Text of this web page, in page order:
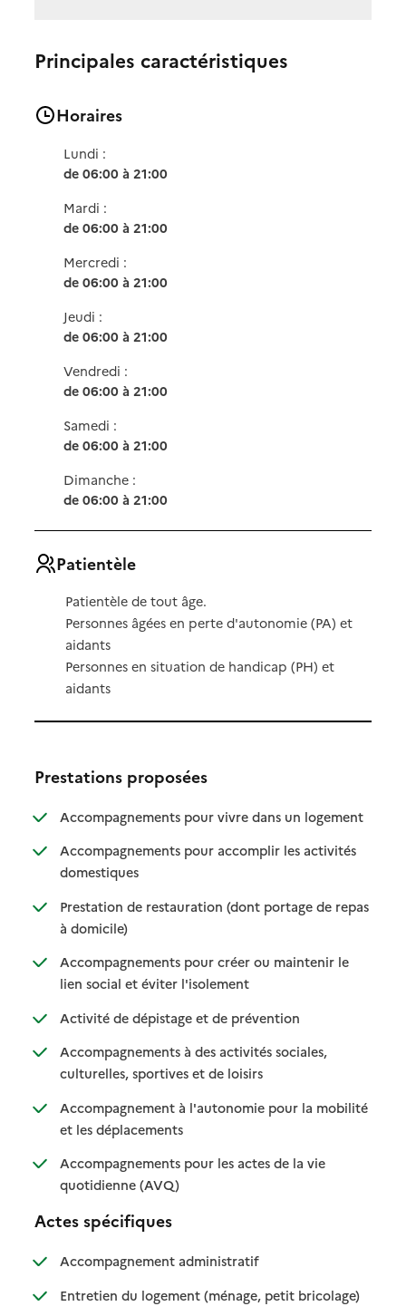
Principales caractéristiques
Horaires
Lundi :
de 06:00 à 21:00
Mardi :
de 06:00 à 21:00
Mercredi :
de 06:00 à 21:00
Jeudi :
de 06:00 à 21:00
Vendredi :
de 06:00 à 21:00
Samedi :
de 06:00 à 21:00
Dimanche :
de 06:00 à 21:00
Patientèle
Patientèle de tout âge.
Personnes âgées en perte d'autonomie (PA) et
aidants
Personnes en situation de handicap (PH) et
aidants
Prestations proposées
Accompagnements pour vivre dans un logement
:
: non
Accompagnements pour accomplir les activités
domestiques: disponible
: non disponible
Prestation de restauration (dont portage de repas
à domicile): disponible
: non disponible
Accompagnements pour créer ou maintenir le
lien social et éviter l'isolement: disponible
: non disponible
Activité de dépistage et de prévention: disponible
: non disponible
Accompagnements à des activités sociales,
culturelles, sportives et de loisirs: disponible
: non disponible
Accompagnement à l'autonomie pour la mobilité
et les déplacements: disponible
: non disponible
Accompagnements pour les actes de la vie
quotidienne (AVQ): disponible
: non disponible
Actes spécifiques
Accompagnement administratif: disponible
: non disponible
Entretien du logement (ménage, petit bricolage): disponible
: non